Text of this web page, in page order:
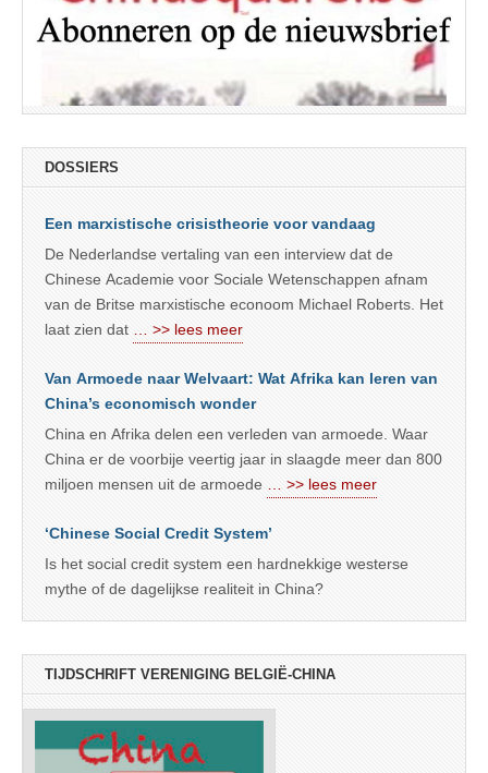
DOSSIERS
Een marxistische crisistheorie voor vandaag
De Nederlandse vertaling van een interview dat de
Chinese Academie voor Sociale Wetenschappen afnam
van de Britse marxistische econoom Michael Roberts. Het
laat zien dat
… >> lees meer
Van Armoede naar Welvaart: Wat Afrika kan leren van
China’s economisch wonder
China en Afrika delen een verleden van armoede. Waar
China er de voorbije veertig jaar in slaagde meer dan 800
miljoen mensen uit de armoede
… >> lees meer
‘Chinese Social Credit System’
Is het social credit system een hardnekkige westerse
mythe of de dagelijkse realiteit in China?
TIJDSCHRIFT VERENIGING BELGIË-CHINA